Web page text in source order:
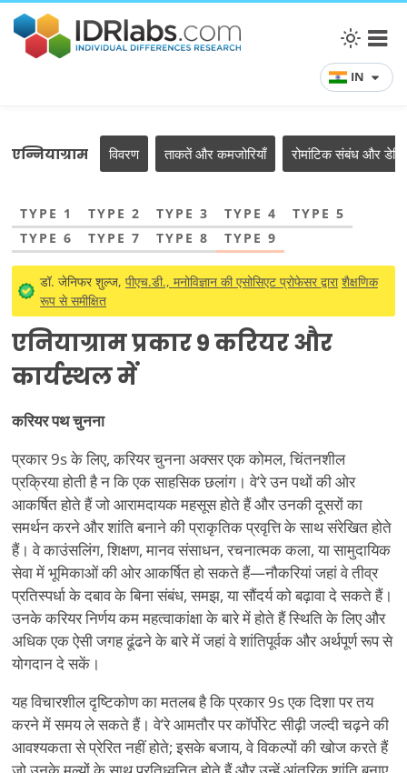
IN
एन्नियाग्राम विवरण ताकतें और कमजोरियाँ रोमांटिक संबंध और
TYPE 1 TYPE 2 TYPE 3 TYPE 4
TYPE 5
TYPE 6
TYPE 7 TYPE 8 TYPE 9
डॉ. जेनिफर शुल्ज, पीएच.डी., मनोविज्ञान की एसोसिएट प्रोफेसर द्वारा शैक्षणिक
रूप से समीक्षित
एनियाग्राम प्रकार 9 करियर और
कार्यस्थल में
करियर पथ चुनना
प्रकार 9s के लिए, करियर चुनना अक्सर एक कोमल, चिंतनशील
प्रक्रिया होती है न कि एक साहसिक छलांग। वे’रे उन पथों की ओर
आकर्षित होते हैं जो आरामदायक महसूस होते हैं और उनकी दूसरों का
समर्थन करने और शांति बनाने की प्राकृतिक प्रवृत्ति के साथ संरेखित होते
हैं। वे काउंसलिंग, शिक्षण, मानव संसाधन, रचनात्मक कला, या सामुदायिक
सेवा में भूमिकाओं की ओर आकर्षित हो सकते हैं—नौकरियां जहां वे तीव्र
प्रतिस्पर्धा के दबाव के बिना संबंध, समझ, या सौंदर्य को बढ़ावा दे सकते हैं।
उनके करियर निर्णय कम महत्वाकांक्षा के बारे में होते हैं स्थिति के लिए और
अधिक एक ऐसी जगह ढूंढने के बारे में जहां वे शांतिपूर्वक और अर्थपूर्ण रूप से
योगदान दे सकें।
यह विचारशील दृष्टिकोण का मतलब है कि प्रकार 9s एक दिशा पर तय
करने में समय ले सकते हैं। वे’रे आमतौर पर कॉर्पोरेट सीढ़ी जल्दी चढ़ने की
आवश्यकता से प्रेरित नहीं होते; इसके बजाय, वे विकल्पों की खोज करते हैं